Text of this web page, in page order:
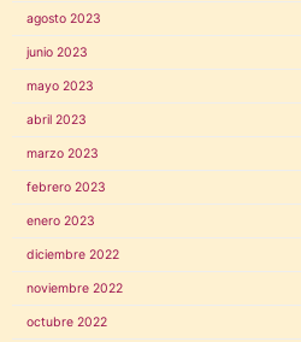
agosto 2023
junio 2023
mayo 2023
abril 2023
marzo 2023
febrero 2023
enero 2023
diciembre 2022
noviembre 2022
octubre 2022